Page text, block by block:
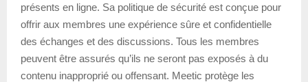
présents en ligne. Sa politique de sécurité est conçue pour
offrir aux membres une expérience sûre et confidentielle
des échanges et des discussions. Tous les membres
peuvent être assurés qu’ils ne seront pas exposés à du
contenu inapproprié ou offensant. Meetic protège les